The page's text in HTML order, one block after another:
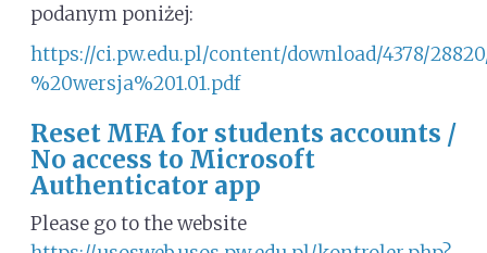
podanym poniżej:
https://ci.pw.edu.pl/content/download/4378/
%20wersja%201.01.pdf
Reset MFA for students accounts /
No access to Microsoft
Authenticator app
Please go to the website